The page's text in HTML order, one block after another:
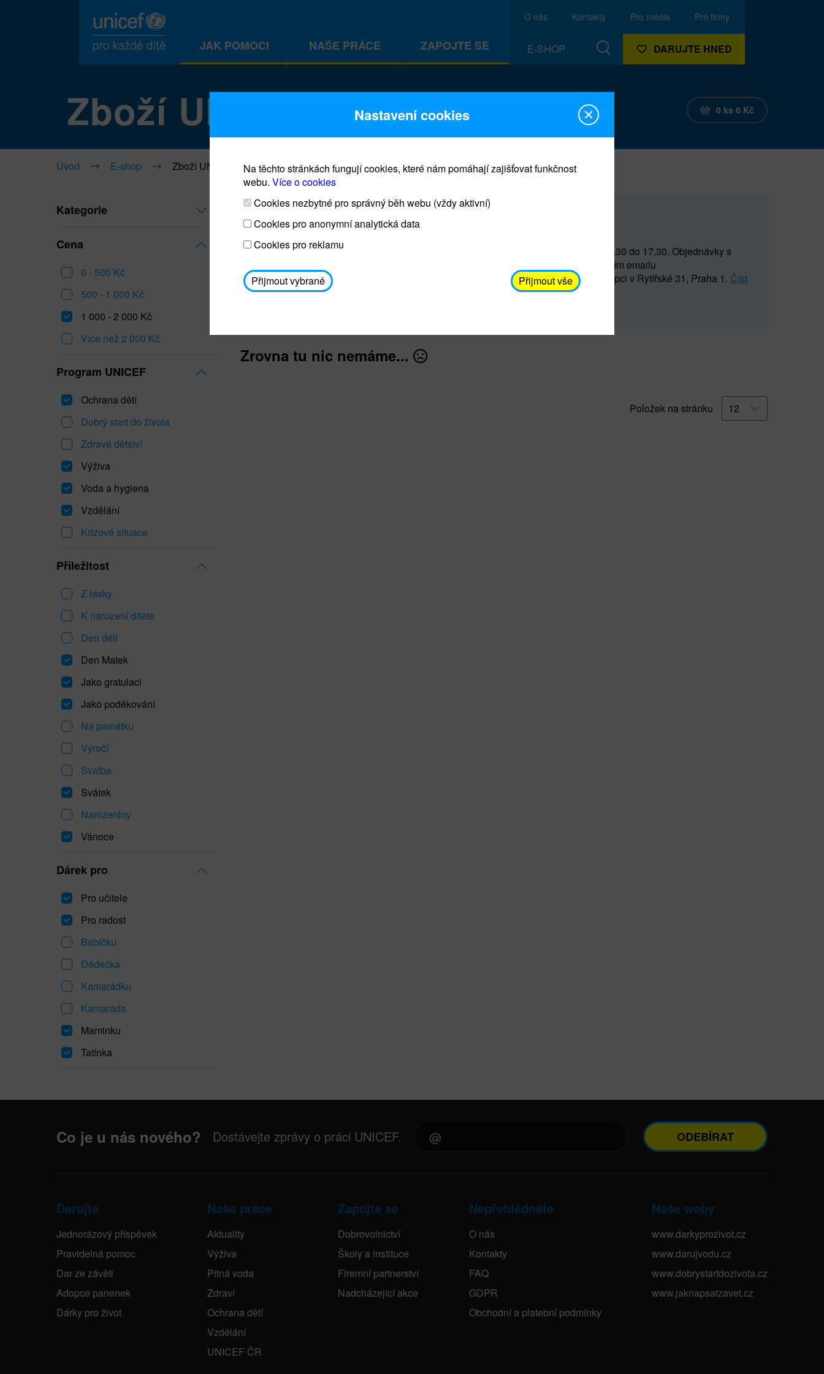
JAK POMOCI NAŠE PRÁCE ZAPOJTE SE
O nás Kontakty Pro média Pro firmy
E-SHOP DARUJTE HNED
Zboží UNICEF 0 ks 0 Kč
Úvod E-shop Zboží UNICEF
Kategorie
Cena
0 - 500 Kč
500 - 1 000 Kč
1 000 - 2 000 Kč
Více než 2 000 Kč
Program UNICEF
Ochrana dětí
Dobrý start do života
Zdravé dětství
Výživa
Voda a hygiena
Vzdělání
Krizové situace
Příležitost
Z lásky
K narození dítěte
Den dětí
Den Matek
Jako gratulaci
Jako poděkování
Na památku
Výročí
Svatba
Svátek
Narozeniny
Vánoce
Dárek pro
Pro učitele
Pro radost
Babičku
Dědečka
Kamarádku
Kamaráda
Maminku
Tatínka
Prodej blahopřání a dárků UNICEF
Prodejna UNICEF bude otevřena každý čtvrtek o 11 do 15 a od 15.30 do 17.30. Objednávky s
osobním odběrem je možné vyzvednout po domluvě (prostřednictvím emailu
avodickova@unicef.cz nebo telefonním čísle 606 655 547) na recepci v Rytířské 31, Praha 1. Číst
dále
Zrovna tu nic nemáme...
Položek na stránku
Co je u nás nového? Dostávejte zprávy o práci UNICEF. ODEBÍRAT
Darujte
Jednorázový příspěvek
Pravidelná pomoc
Dar ze závěti
Adopce panenek
Dárky pro život
Naše práce
Aktuality
Výživa
Pitná voda
Zdraví
Ochrana dětí
Vzdělání
UNICEF ČR
Zapojte se
Dobrovolnictví
Školy a instituce
Firemní partnerství
Nadcházející akce
Nepřehlédněte
O nás
Kontakty
FAQ
GDPR
Obchodní a platební podmínky
Naše weby
www.darkyprozivot.cz
www.darujvodu.cz
www.dobrystartdozivota.cz
www.jaknapsatzavet.cz
Nastavení cookies
Na těchto stránkách fungují cookies, které nám pomáhají zajišťovat funkčnost
webu. Více o cookies
Cookies nezbytné pro správný běh webu (vždy aktivní)
Cookies pro anonymní analytická data
Cookies pro reklamu
Přijmout vybrané Přijmout vše